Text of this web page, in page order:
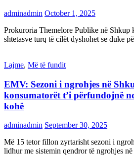
adminadmin October 1, 2025
Prokuroria Themelore Publike në Shkup
shtetasve turq të cilët dyshohet se duke
Lajme, Më të fundit
EMV: Sezoni i ngrohjes në
konsumatorët t’i përfundojnë
kohë
adminadmin September 30, 2025
Më 15 tetor fillon zyrtarisht sezoni i
lidhur me sistemin qendror të ngrohjes